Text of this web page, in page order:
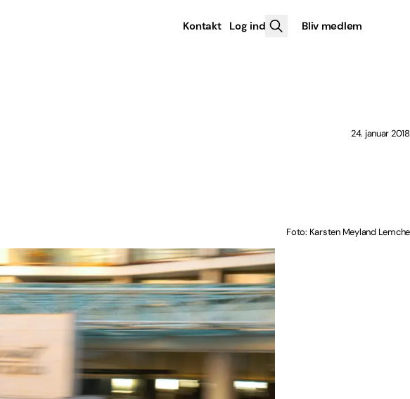
Kontakt Log ind Bliv medlem
24. januar 2018
Foto: Karsten Meyland Lemche